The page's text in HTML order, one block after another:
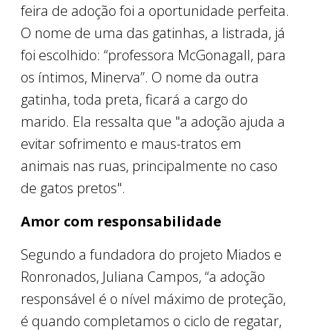
feira de adoção foi a oportunidade perfeita.
O nome de uma das gatinhas, a listrada, já
foi escolhido: “professora McGonagall, para
os íntimos, Minerva”. O nome da outra
gatinha, toda preta, ficará a cargo do
marido. Ela ressalta que "a adoção ajuda a
evitar sofrimento e maus-tratos em
animais nas ruas, principalmente no caso
de gatos pretos".
Amor com responsabilidade
Segundo a fundadora do projeto Miados e
Ronronados, Juliana Campos, “a adoção
responsável é o nível máximo de proteção,
é quando completamos o ciclo de regatar,